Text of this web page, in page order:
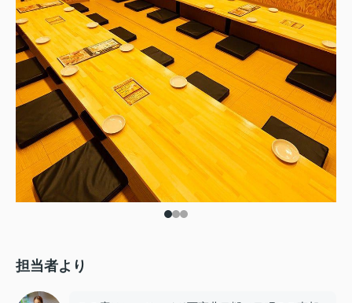
担当者より